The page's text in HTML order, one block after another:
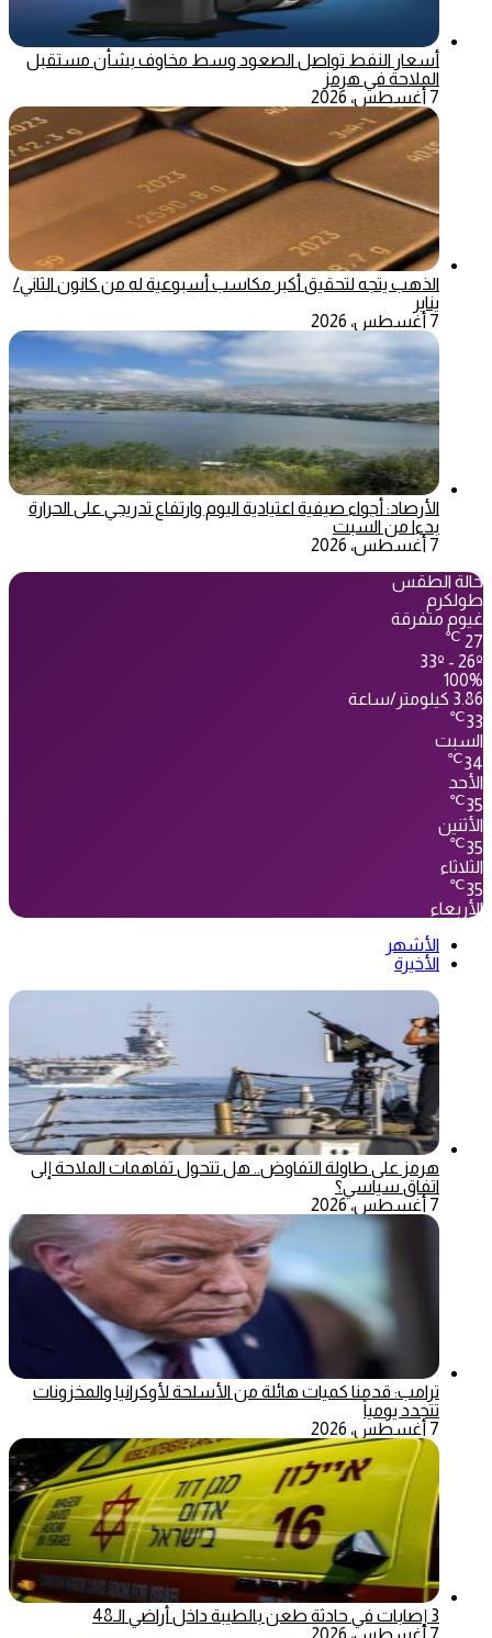
أسعار النفط تواصل الصعود وسط مخاوف بشأن مستقبل
الملاحة في هرمز
7 أغسطس، 2026
الذهب يتجه لتحقيق أكبر مكاسب أسبوعية له من كانون الثاني/
يناير
7 أغسطس، 2026
الأرصاد: أجواء صيفية اعتيادية اليوم وارتفاع تدريجي على الحرارة
بدءا من السبت
7 أغسطس، 2026
حالة الطقس
طولكرم
غيوم متفرقة
27
℃
33º - 26º
100%
3.86 كيلومتر/ساعة
33
℃
السبت
34
℃
الأحد
35
℃
الأثنين
35
℃
الثلاثاء
35
℃
الأربعاء
الأشهر
الأخيرة
هرمز على طاولة التفاوض.. هل تتحول تفاهمات الملاحة إلى
اتفاق سياسي؟
7 أغسطس، 2026
ترامب: قدمنا كميات هائلة من الأسلحة لأوكرانيا والمخزونات
تتجدد يومياً
7 أغسطس، 2026
3 إصابات في حادثة طعن بالطيبة داخل أراضي الـ48